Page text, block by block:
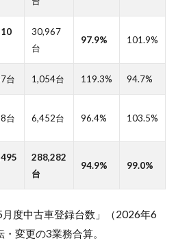
30,967
台
97.9% 101.9%
台 1,054台 119.3% 94.7%
台 6,452台 96.4% 103.5%
288,282
台
94.9% 99.0%
度中古車登録台数」（2026年6
変更の3業務合算。